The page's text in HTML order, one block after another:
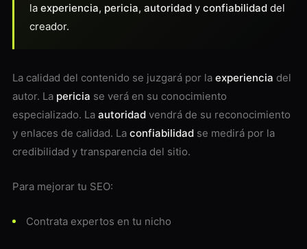
la experiencia, pericia, autoridad y confiabilidad del
creador.
La calidad del contenido se juzgará por la experiencia del
autor. La pericia se verá en su conocimiento
especializado. La autoridad vendrá de su reconocimiento
y enlaces de calidad. La confiabilidad se medirá por la
credibilidad y transparencia del sitio.
Para mejorar tu SEO:
Contrata expertos en tu nicho